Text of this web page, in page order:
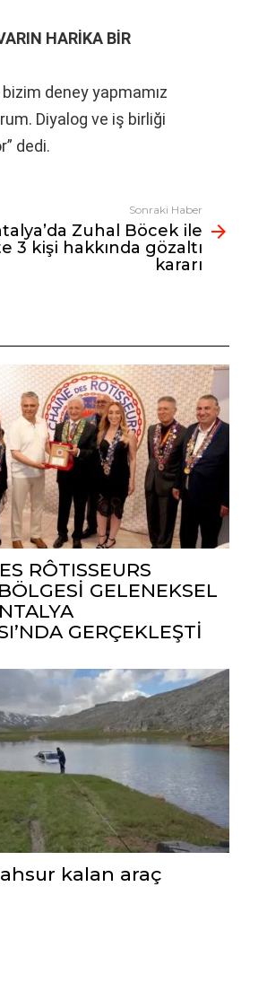
HARİKA BİR
bizim deney yapmamız
Diyalog ve iş birliği
dedi.
Sonraki Haber
Zuhal Böcek ile
3 kişi hakkında gözaltı
kararı
RÔTISSEURS
GELENEKSEL
GERÇEKLEŞTİ
kalan araç